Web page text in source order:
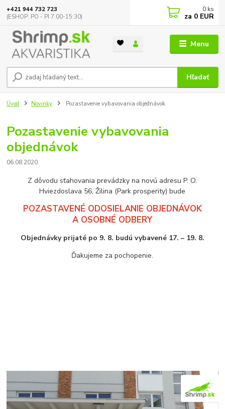
Menu
Hľadať
+421 944 732 723
(ESHOP: PO - PI 7:00-15:30)
0 ks
za 0 EUR
Úvod Novinky Pozastavenie vybavovania objednávok
Pozastavenie vybavovania
objednávok
06.08.2020
Z dôvodu sťahovania prevádzky na novú adresu P. O.
Hviezdoslava 56, Žilina (Park prosperity) bude
POZASTAVENÉ ODOSIELANIE OBJEDNÁVOK
A OSOBNÉ ODBERY
Objednávky prijaté po 9. 8. budú vybavené 17. – 19. 8.
Ďakujeme za pochopenie.